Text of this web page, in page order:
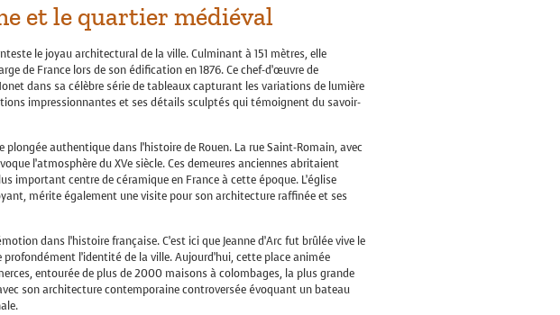
et le quartier médiéval
le joyau architectural de la ville. Culminant à 151 mètres, elle
de France lors de son édification en 1876. Ce chef-d’œuvre de
dans sa célèbre série de tableaux capturant les variations de lumière
impressionnantes et ses détails sculptés qui témoignent du savoir-
authentique dans l’histoire de Rouen. La rue Saint-Romain, avec
l’atmosphère du XVe siècle. Ces demeures anciennes abritaient
important centre de céramique en France à cette époque. L’église
mérite également une visite pour son architecture raffinée et ses
dans l’histoire française. C’est ici que Jeanne d’Arc fut brûlée vive le
l’identité de la ville. Aujourd’hui, cette place animée
entourée de plus de 2000 maisons à colombages, la plus grande
son architecture contemporaine controversée évoquant un bateau